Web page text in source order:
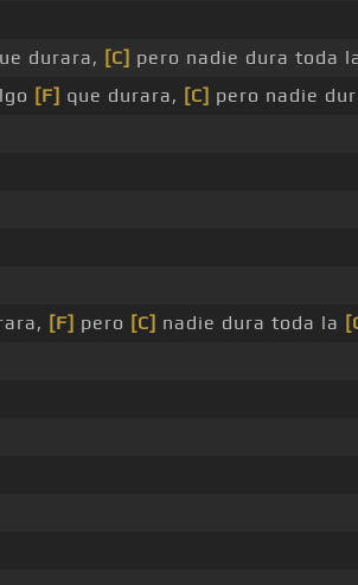
durara, [C] pero nadie dura toda
[F] que durara, [C] pero nadie
[F] pero [C] nadie dura toda la